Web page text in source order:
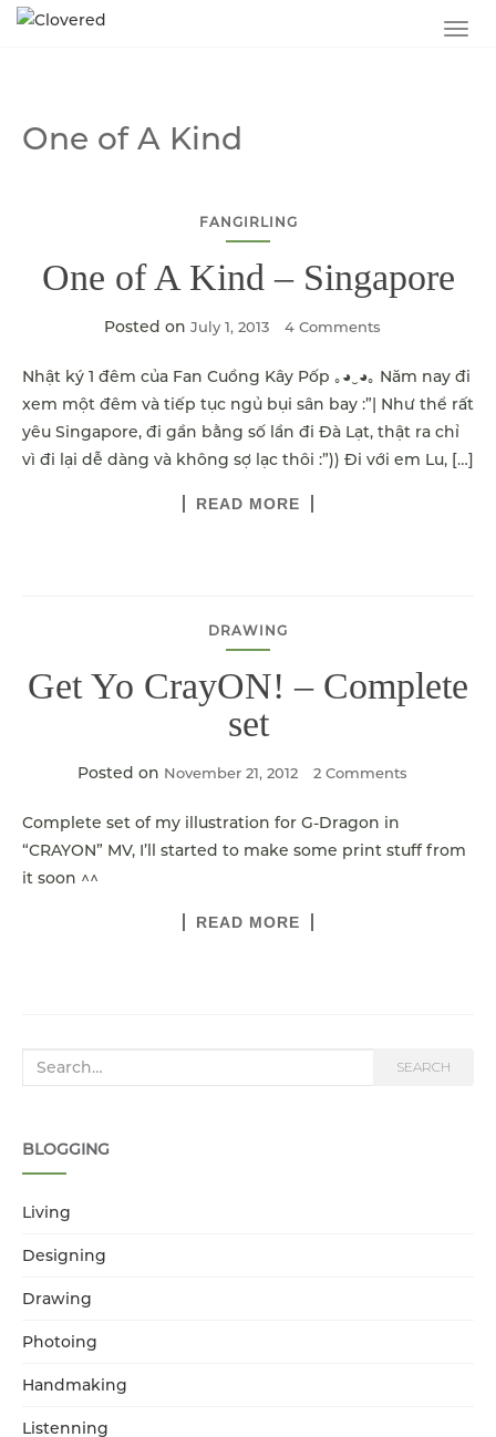
One of A Kind
FANGIRLING
One of A Kind – Singapore
Posted on July 1, 2013 4 Comments
Nhật ký 1 đêm của Fan Cuồng Kây Pốp ｡◕‿◕｡ Năm nay đi
xem một đêm và tiếp tục ngủ bụi sân bay :”| Như thể rất
yêu Singapore, đi gần bằng số lần đi Đà Lạt, thật ra chỉ
vì đi lại dễ dàng và không sợ lạc thôi :”)) Đi với em Lu, […]
READ MORE
DRAWING
Get Yo CrayON! – Complete
set
Posted on November 21, 2012 2 Comments
Complete set of my illustration for G-Dragon in
“CRAYON” MV, I’ll started to make some print stuff from
it soon ^^
READ MORE
Search for: SEARCH
BLOGGING
Living
Designing
Drawing
Photoing
Handmaking
Listenning